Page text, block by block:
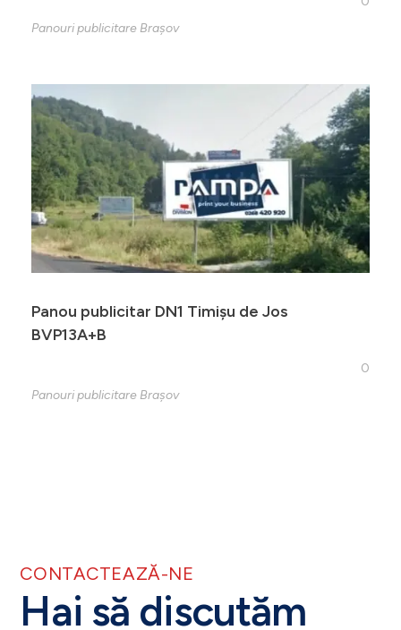
Panouri publicitare Brașov
Panou publicitar DN1 Timișu de Jos
BVP13A+B
0
Panouri publicitare Brașov
CONTACTEAZĂ-NE
Hai să discutăm